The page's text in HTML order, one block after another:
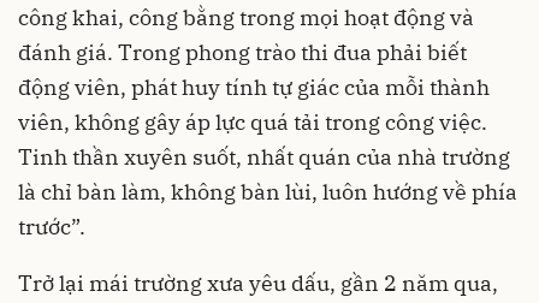
công khai, công bằng trong mọi hoạt động và
đánh giá. Trong phong trào thi đua phải biết
động viên, phát huy tính tự giác của mỗi thành
viên, không gây áp lực quá tải trong công việc.
Tinh thần xuyên suốt, nhất quán của nhà trường
là chỉ bàn làm, không bàn lùi, luôn hướng về phía
trước”.
Trở lại mái trường xưa yêu dấu, gần 2 năm qua,